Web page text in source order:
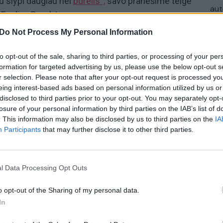
Do Not Process My Personal Information
opt-out of the sale, sharing to third parties, or processing of your
for targeted advertising by us, please use the below opt-out
selection. Please note that after your opt-out request is processed
interest-based ads based on personal information utilized by us
to third parties prior to your opt-out. You may separately
of your personal information by third parties on the IAB’s list of
This information may also be disclosed by us to third parties on the
Participants that may further disclose it to other third parties.
Data Processing Opt Outs
opt-out of the Sharing of my personal data.
Burokė.
„Švietimo kodas“ kovo 7 dieną sudrebino
Forume susitikę verslininkai,
visuomenininkai dalijosi savo pažangiomis
ir aktualias temas bei įkvėpimu ryžtis
(VDU) būrelis popamokinė veikla
Švietimo kodas